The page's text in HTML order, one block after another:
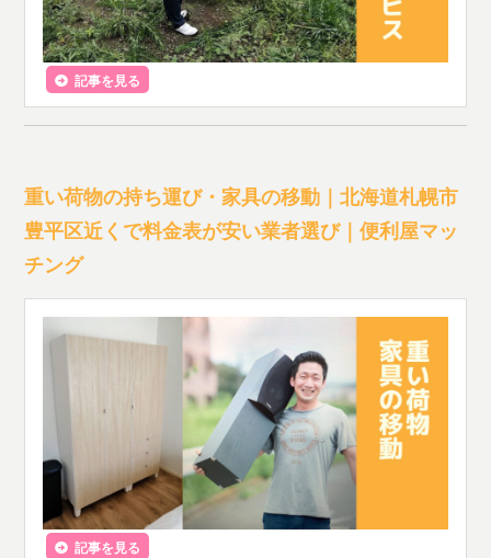
記事を見る
重い荷物の持ち運び・家具の移動｜北海道札幌市
豊平区近くで料金表が安い業者選び｜便利屋マッ
チング
記事を見る